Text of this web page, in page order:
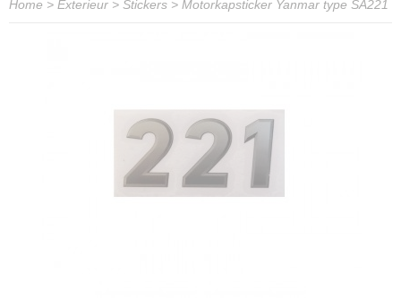
Home > Exterieur > Stickers > Motorkapsticker Yanmar type SA221